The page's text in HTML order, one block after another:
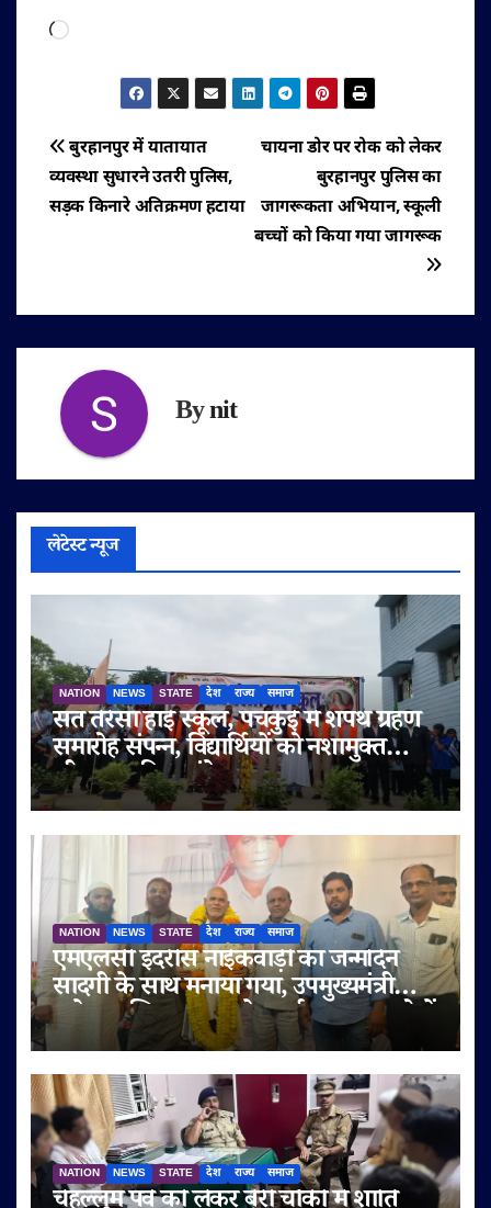
Loading…
पोस्ट
नेविगेशन
चायना डोर पर रोक को लेकर
बुरहानपुर पुलिस का
जागरूकता अभियान, स्कूली
बच्चों को किया गया जागरूक
बुरहानपुर में यातायात
व्यवस्था सुधारने उतरी पुलिस,
सड़क किनारे अतिक्रमण हटाया
Bynit
लेटेस्ट न्यूज
NATION NEWS STATE देश राज्य समाज
संत तेरेसा हाई स्कूल, पंचकुई में शपथ ग्रहण
समारोह संपन्न, विद्यार्थियों को नशामुक्त
जीवन का दिया संदेश
NATION NEWS STATE देश राज्य समाज
एमएलसी इदरीस नाईकवाड़ी का जन्मदिन
सादगी के साथ मनाया गया, उपमुख्यमंत्री
सुनेत्रा अजित पवार समेत कई गणमान्य लोगों
ने दी शुभकामनाएं
NATION NEWS STATE देश राज्य समाज